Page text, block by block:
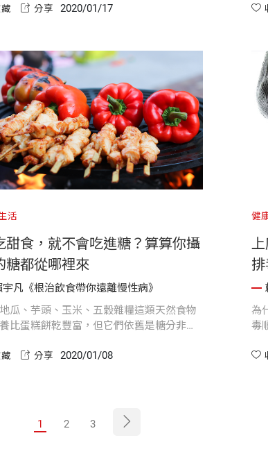
分享 2020/01/17
感
活
甜食，就不會吃進糖？算算你攝
糖都從哪裡來
宇凡《根治飲食帶你遠離慢性病》
瓜、芋頭、玉米、五穀雜糧這類天然食物
比蛋糕餅乾豐富，但它們依舊是糖分非常
還是要注意。
分享 2020/01/08
健
排
為
毒
1 2 3